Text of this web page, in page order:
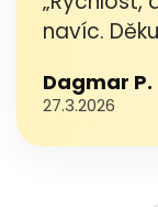
navíc.
Dagmar P.
27.3.2026